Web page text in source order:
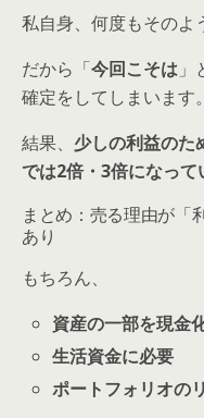
私自身、何度もそのよ
だから「今回こそは
確定をしてしまいます。
結果、 少しの利益のた
では2倍・3倍になっ
まとめ：売る理由が「
あり
もちろん、
資産の一部を現金
生活資金に必要
ポートフォリオの